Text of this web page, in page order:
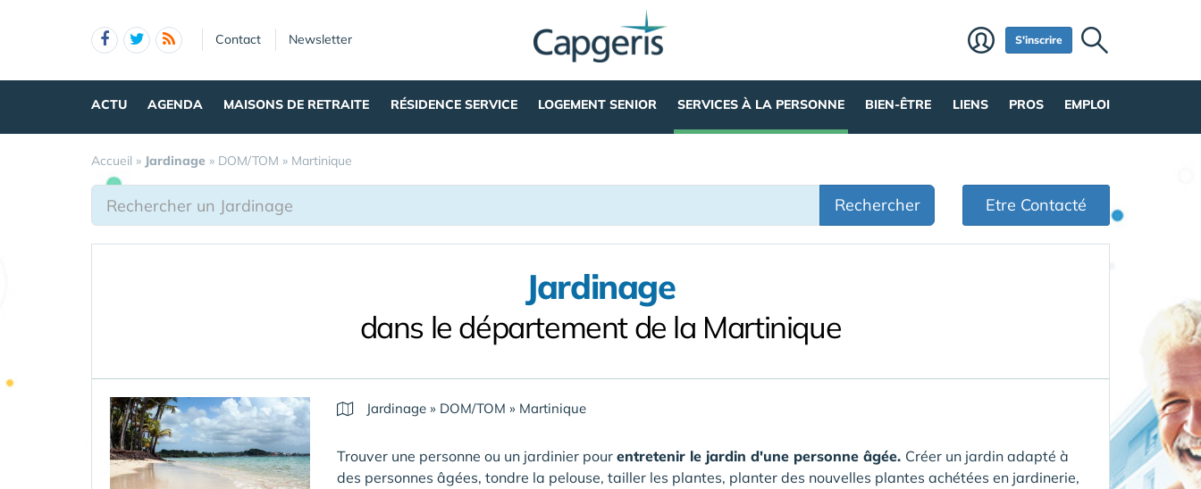
Contact Newsletter S'inscrire
ACTU AGENDA MAISONS DE RETRAITE RÉSIDENCE SERVICE LOGEMENT SENIOR SERVICES À LA PERSONNE BIEN-ÊTRE LIENS PROS EMPLOI
Accueil » Jardinage » DOM/TOM » Martinique
Rechercher Etre Contacté
Jardinage
dans le département de la Martinique
Jardinage » DOM/TOM » Martinique
Trouver une personne ou un jardinier pour entretenir le jardin d'une personne âgée. Créer un jardin adapté à
des personnes âgées, tondre la pelouse, tailler les plantes, planter des nouvelles plantes achétées en jardinerie,